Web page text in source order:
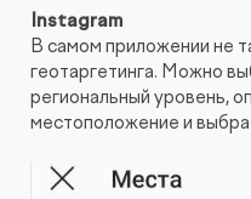
Instagram
В самом приложении не
геотаргетинга. Можно
региональный уровень,
местоположение и